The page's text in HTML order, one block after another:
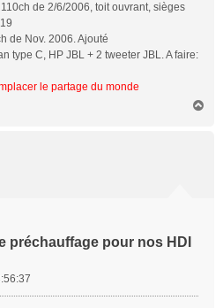
de 2/6/2006, toit ouvrant, sièges
de Nov. 2006. Ajouté
type C, HP JBL + 2 tweeter JBL. A faire:
le partage du monde
préchauffage pour nos HDI